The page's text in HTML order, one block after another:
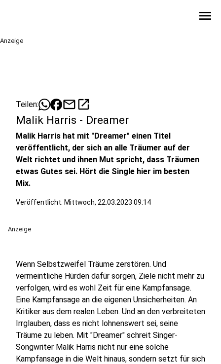
menu
Anzeige
Teilen: mailopen_in_new
Malik Harris - Dreamer
Malik Harris hat mit "Dreamer" einen Titel
veröffentlicht, der sich an alle Träumer auf der
Welt richtet und ihnen Mut spricht, dass Träumen
etwas Gutes sei. Hört die Single hier im besten
Mix.
Veröffentlicht: Mittwoch, 22.03.2023 09:14
Anzeige
Wenn Selbstzweifel Träume zerstören. Und
vermeintliche Hürden dafür sorgen, Ziele nicht mehr zu
verfolgen, wird es wohl Zeit für eine Kampfansage.
Eine Kampfansage an die eigenen Unsicherheiten. An
Kritiker aus dem realen Leben. Und an den verbreiteten
Irrglauben, dass es nicht lohnenswert sei, seine
Träume zu leben. Mit "Dreamer" schreit Singer-
Songwriter Malik Harris nicht nur eine solche
Kampfansage in die Welt hinaus, sondern setzt für sich